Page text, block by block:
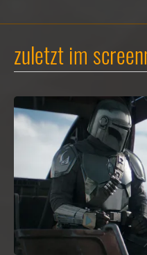
zuletzt im